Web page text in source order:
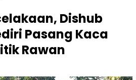
Dishub
Pasang Kaca
Rawan